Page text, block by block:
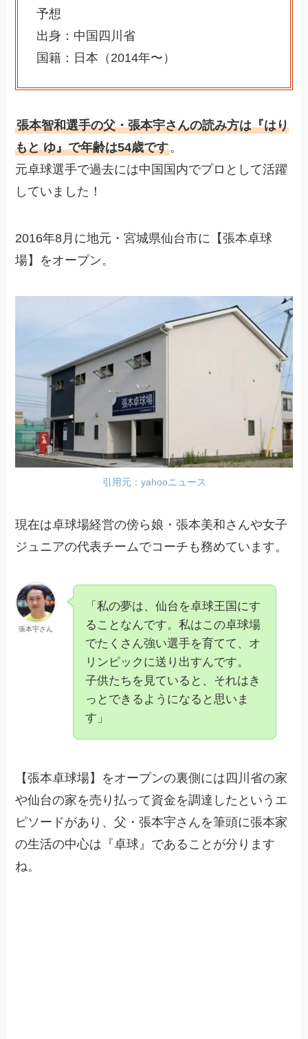
予想
出身：中国四川省
国籍：日本（2014年〜）
張本智和選手の父・張本宇さんの読み方は『はり
もと ゆ』で年齢は54歳です。
元卓球選手で過去には中国国内でプロとして活躍
していました！
2016年8月に地元・宮城県仙台市に【張本卓球
場】をオープン。
引用元：yahooニュース
現在は卓球場経営の傍ら娘・張本美和さんや女子
ジュニアの代表チームでコーチも務めています。
張本宇さん
「私の夢は、仙台を卓球王国にす
ることなんです。私はこの卓球場
でたくさん強い選手を育てて、オ
リンピックに送り出すんです。
子供たちを見ていると、それはき
っとできるようになると思いま
す」
【張本卓球場】をオープンの裏側には四川省の家
や仙台の家を売り払って資金を調達したというエ
ピソードがあり、父・張本宇さんを筆頭に張本家
の生活の中心は『卓球』であることが分ります
ね。